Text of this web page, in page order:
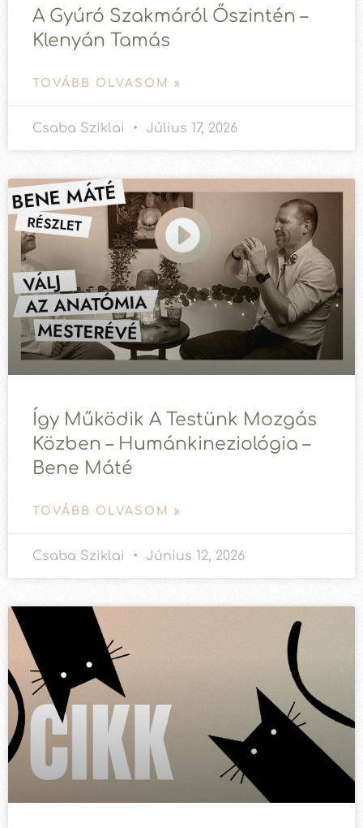
A Gyúró Szakmáról Őszintén –
Klenyán Tamás
TOVÁBB OLVASOM »
Csaba Sziklai Július 17, 2026
Így Működik A Testünk Mozgás
Közben – Humánkineziológia –
Bene Máté
TOVÁBB OLVASOM »
Csaba Sziklai Június 12, 2026